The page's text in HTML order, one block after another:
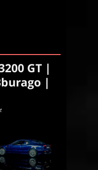
GT |
|
für
Bburago
|
1:18